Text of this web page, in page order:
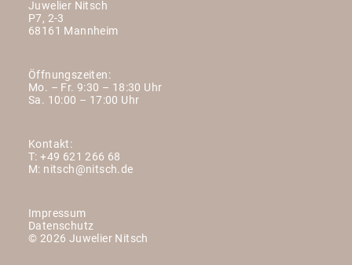
Juwelier Nitsch
P7, 2-3
68161 Mannheim
Öffnungszeiten:
Mo. – Fr. 9:30 – 18:30 Uhr
Sa. 10:00 – 17:00 Uhr
Kontakt:
T:+49 621 266 68
M: nitsch@nitsch.de
Impressum
Datenschutz
© 2026 Juwelier Nitsch